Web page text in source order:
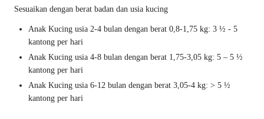
Sesuaikan dengan berat badan dan usia kucing
Anak Kucing usia 2-4 bulan dengan berat 0,8-1,75 kg: 3 ½ - 5
kantong per hari
Anak Kucing usia 4-8 bulan dengan berat 1,75-3,05 kg: 5 – 5 ½
kantong per hari
Anak Kucing usia 6-12 bulan dengan berat 3,05-4 kg: > 5 ½
kantong per hari